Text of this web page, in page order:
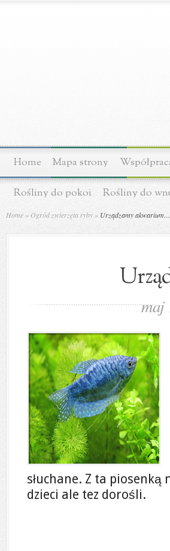
Home Mapa strony
Rośliny do pokoi Rośliny do
Home »Ogród zwierzęta ryby » Urządzamy akwarium…
maj
słuchane. Z ta
dzieci ale tez dorośli.